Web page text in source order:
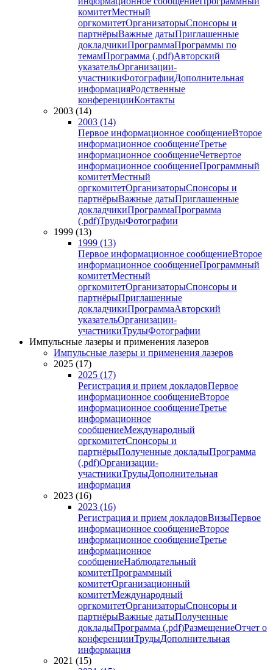
комитетМестный
оргкомитетОрганизаторыСпонсоры и
партнёрыВажные датыПриглашенные
докладчикиПрограммаПрограммы по
темамПрограмма (.pdf)Авторский
указательОрганизации-
участникиФотографииДополнительная
информацияРодственные
конференцииКонтакты
2003 (14)
2003 (14)
Первое информационное сообщениеВторое
информационное сообщениеТретье
информационное сообщениеЧетвертое
информационное сообщениеПрограммный
комитетМестный
оргкомитетОрганизаторыСпонсоры и
партнёрыВажные датыПриглашенные
докладчикиПрограммаПрограмма
(.pdf)ТрудыФотографии
1999 (13)
1999 (13)
Первое информационное сообщениеВторое
информационное сообщениеПрограммный
комитетМестный
оргкомитетОрганизаторыСпонсоры и
партнёрыПриглашенные
докладчикиПрограммаАвторский
указательОрганизации-
участникиТрудыФотографии
Импульсные лазеры и применения лазеров
Импульсные лазеры и применения лазеров
2025 (17)
2025 (17)
Регистрация и прием докладовПервое
информационное сообщениеВторое
информационное сообщениеТретье
информационное
сообщениеМеждународный
оргкомитетСпонсоры и
партнёрыПолученные докладыПрограмма
(.pdf)Организации-
участникиТрудыДополнительная
информация
2023 (16)
2023 (16)
Регистрация и прием докладовВизыПервое
информационное сообщениеВторое
информационное сообщениеТретье
информационное
сообщениеНаблюдательный
комитетПрограммный
комитетОрганизационный
комитетМеждународный
оргкомитетОрганизаторыСпонсоры и
партнёрыВажные датыПолученные
докладыПрограмма (.pdf)РазмещениеОтчет о
конференцииТрудыДополнительная
информация
2021 (15)